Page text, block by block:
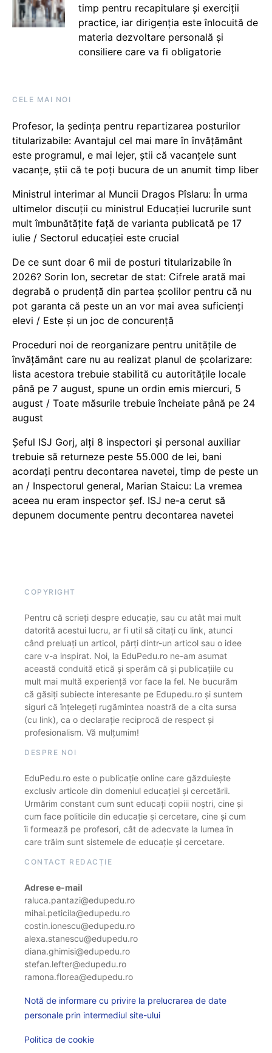
timp pentru recapitulare și exerciții
practice, iar dirigenția este înlocuită de
materia dezvoltare personală și
consiliere care va fi obligatorie
CELE MAI NOI
Profesor, la ședința pentru repartizarea posturilor
titularizabile: Avantajul cel mai mare în învățământ
este programul, e mai lejer, știi că vacanțele sunt
vacanţe, știi că te poți bucura de un anumit timp liber
Ministrul interimar al Muncii Dragos Pîslaru: În urma
ultimelor discuții cu ministrul Educației lucrurile sunt
mult îmbunătățite față de varianta publicată pe 17
iulie / Sectorul educației este crucial
De ce sunt doar 6 mii de posturi titularizabile în
2026? Sorin Ion, secretar de stat: Cifrele arată mai
degrabă o prudență din partea școlilor pentru că nu
pot garanta că peste un an vor mai avea suficienți
elevi / Este și un joc de concurență
Proceduri noi de reorganizare pentru unitățile de
învățământ care nu au realizat planul de școlarizare:
lista acestora trebuie stabilită cu autoritățile locale
până pe 7 august, spune un ordin emis miercuri, 5
august / Toate măsurile trebuie încheiate până pe 24
august
Șeful ISJ Gorj, alți 8 inspectori și personal auxiliar
trebuie să returneze peste 55.000 de lei, bani
acordați pentru decontarea navetei, timp de peste un
an / Inspectorul general, Marian Staicu: La vremea
aceea nu eram inspector șef. ISJ ne-a cerut să
depunem documente pentru decontarea navetei
COPYRIGHT
Pentru că scrieți despre educație, sau cu atât mai mult
datorită acestui lucru, ar fi util să citați cu link, atunci
când preluați un articol, părți dintr-un articol sau o idee
care v-a inspirat. Noi, la EduPedu.ro ne-am asumat
această conduită etică și sperăm că și publicațiile cu
mult mai multă experiență vor face la fel. Ne bucurăm
că găsiți subiecte interesante pe Edupedu.ro și suntem
siguri că înțelegeți rugămintea noastră de a cita sursa
(cu link), ca o declarație reciprocă de respect și
profesionalism. Vă mulțumim!
DESPRE NOI
EduPedu.ro este o publicație online care găzduiește
exclusiv articole din domeniul educației și cercetării.
Urmărim constant cum sunt educați copiii noștri, cine și
cum face politicile din educație și cercetare, cine și cum
îi formează pe profesori, cât de adecvate la lumea în
care trăim sunt sistemele de educație și cercetare.
CONTACT REDACȚIE
Adrese e-mail
raluca.pantazi@edupedu.ro
mihai.peticila@edupedu.ro
costin.ionescu@edupedu.ro
alexa.stanescu@edupedu.ro
diana.ghimisi@edupedu.ro
stefan.lefter@edupedu.ro
ramona.florea@edupedu.ro
Notă de informare cu privire la prelucrarea de date
personale prin intermediul site-ului
Politica de cookie